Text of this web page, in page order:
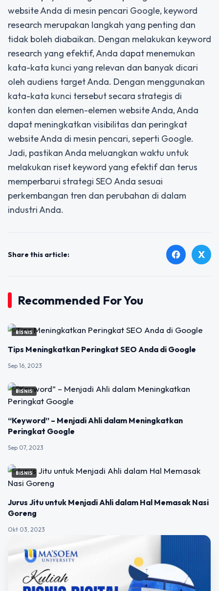
website Anda di mesin pencari Google, keyword
research merupakan langkah yang penting dan
tidak boleh diabaikan. Dengan melakukan keyword
research yang efektif, Anda dapat menemukan
kata-kata kunci yang relevan dan banyak dicari
oleh audiens target Anda. Dengan menggunakan
kata-kata kunci tersebut secara strategis di
konten dan elemen-elemen website Anda, Anda
dapat meningkatkan visibilitas dan peringkat
website Anda di mesin pencari, seperti Google.
Jadi, pastikan Anda meluangkan waktu untuk
melakukan riset keyword yang efektif dan terus
memperbarui strategi SEO Anda sesuai
perkembangan tren dan perubahan di dalam
industri Anda.
Share this article: facebook X
Recommended For You
BISNIS
Tips Meningkatkan Peringkat SEO Anda di Google
Sep 16, 2023
BISNIS
“Keyword” – Menjadi Ahli dalam Meningkatkan
Peringkat Google
Sep 07, 2023
BISNIS
Jurus Jitu untuk Menjadi Ahli dalam Hal Memasak Nasi
Goreng
Okt 03, 2023